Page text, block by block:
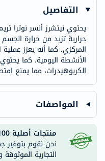
التفاصيل
حرارية تزيد من حرارة
المركزي. كما أنه يعزز
الأنشطة اليومية. كما
الكربوهيدرات، مما يمنع
المواصفات
منتجات أصلية 100٪
نحن نقوم بتوفير
التجارية